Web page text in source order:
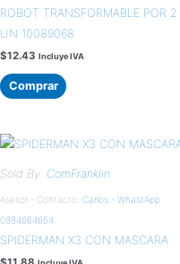
ROBOT TRANSFORMABLE POR 2
UN 10089068
$12.43 Incluye IVA
Comprar
Sold By: ComFranklin
Asesor - Contacto: Carlos - WhastApp
0984664654
SPIDERMAN X3 CON MASCARA